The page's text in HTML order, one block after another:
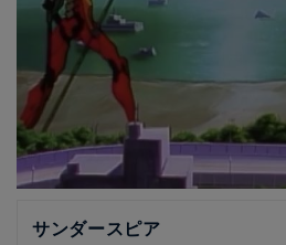
サンダースピア